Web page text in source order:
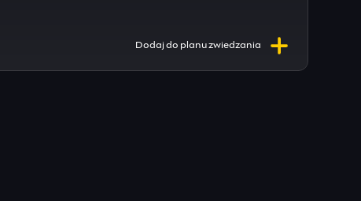
Dodaj do planuzwiedzania